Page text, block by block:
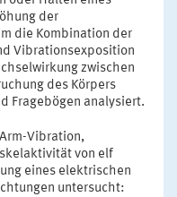
der
die Kombination der
Vibrationsexposition
zwischen
des Körpers
Fragebögen analysiert.
Vibration,
von elf
eines elektrischen
untersucht: